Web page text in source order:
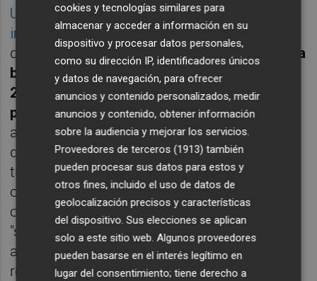
Un Gortázar que volvió a cargar contra el
impuesto a la banca, que conviene recordar
que CABK lo recurrió ante los tribunales. "
¿La
banca debe contribuir un 40% y el resto un
25%? No porque gane mucho dinero,
porque no es verdad.¿Por qué penalizamos
a las entidades financieras? ¿Por qué tienen
que pagar tanto dinero?", se preguntó. "No
tiene sentido gravar a la banca más que
otras actividades", ha dicho Gortázar, que ha
opinado que España debe tener una banca
"sana y rentable", porque lo contrario "no
acaba siendo bueno para la economía",
respondió.
cookies y tecnologías similares para
almacenar y acceder a información en su
dispositivo y procesar datos personales,
como su dirección IP, identificadores únicos
y datos de navegación, para ofrecer
anuncios y contenido personalizados, medir
anuncios y contenido, obtener información
sobre la audiencia y mejorar los servicios.
Proveedores de terceros (1913) también
pueden procesar sus datos para estos y
otros fines, incluido el uso de datos de
geolocalización precisos y características
del dispositivo. Sus elecciones se aplican
solo a este sitio web. Algunos proveedores
pueden basarse en el interés legítimo en
lugar del consentimiento; tiene derecho a